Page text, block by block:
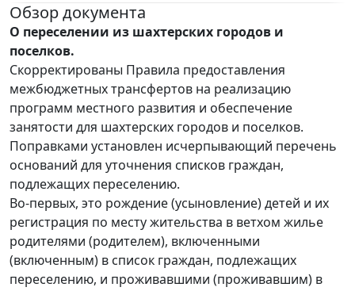
Обзор документа
О переселении из шахтерских городов и
поселков.
Скорректированы Правила предоставления
межбюджетных трансфертов на реализацию
программ местного развития и обеспечение
занятости для шахтерских городов и поселков.
Поправками установлен исчерпывающий перечень
оснований для уточнения списков граждан,
подлежащих переселению.
Во-первых, это рождение (усыновление) детей и их
регистрация по месту жительства в ветхом жилье
родителями (родителем), включенными
(включенным) в список граждан, подлежащих
переселению, и проживавшими (проживавшим) в